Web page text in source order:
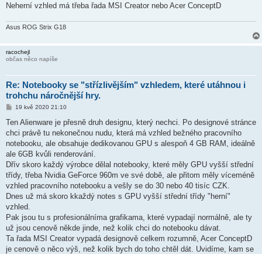
Neherní vzhled má třeba řada MSI Creator nebo Acer ConceptD
Asus ROG Strix G18
racochejl
občas něco napíše
Re: Notebooky se "střízlivějším" vzhledem, které utáhnou i
trohchu náročnější hry.
P
í
p
ě
e
k
19 kvě 2020 21:10
Ten Alienware je přesně druh designu, který nechci. Po designové stránce
chci právě tu nekonečnou nudu, která má vzhled bežného pracovního
notebooku, ale obsahuje dedikovanou GPU s alespoň 4 GB RAM, ideálně
ale 6GB kvůli renderování.
Dřív skoro každý výrobce dělal notebooky, které měly GPU vyšší střední
třídy, třeba Nvidia GeForce 960m ve své době, ale přitom měly víceméně
vzhled pracovního notebooku a vešly se do 30 nebo 40 tisíc CZK.
Dnes už má skoro kkaždý notes s GPU vyšší střední třídy "herní"
vzhled.
Pak jsou tu s profesionálníma grafikama, které vypadají normálně, ale ty
už jsou cenově někde jinde, než kolik chci do notebooku dávat.
Ta řada MSI Creator vypadá designově celkem rozumně, Acer ConceptD
je cenově o něco výš, než kolik bych do toho chtěl dát. Uvidíme, kam se